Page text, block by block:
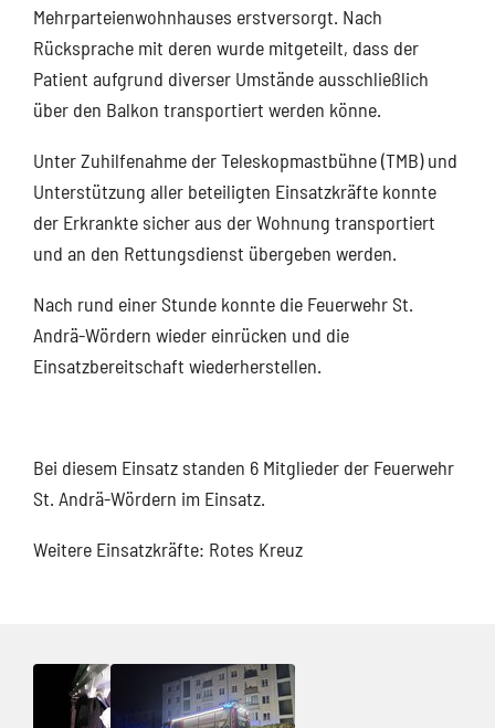
Mehrparteienwohnhauses erstversorgt. Nach
Rücksprache mit deren wurde mitgeteilt, dass der
Patient aufgrund diverser Umstände ausschließlich
über den Balkon transportiert werden könne.
Unter Zuhilfenahme der Teleskopmastbühne (TMB) und
Unterstützung aller beteiligten Einsatzkräfte konnte
der Erkrankte sicher aus der Wohnung transportiert
und an den Rettungsdienst übergeben werden.
Nach rund einer Stunde konnte die Feuerwehr St.
Andrä-Wördern wieder einrücken und die
Einsatzbereitschaft wiederherstellen.
Bei diesem Einsatz standen 6 Mitglieder der Feuerwehr
St. Andrä-Wördern im Einsatz.
Weitere Einsatzkräfte: Rotes Kreuz